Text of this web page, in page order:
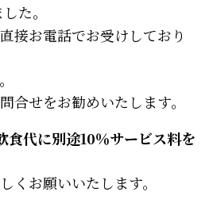
た。
接お電話でお受けしており
合せをお勧めいたします。
食代に別途10％サービス料を
くお願いいたします。